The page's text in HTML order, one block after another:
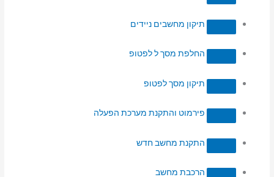
תיקון מחשבים ניידים
החלפת מסך ל לפטופ
תיקון מסך לפטופ
פירמוט והתקנת מערכת הפעלה
התקנת מחשב חדש
הרכבת מחשב